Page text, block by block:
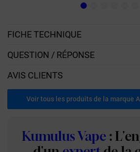
FICHE TECHNIQUE
QUESTION / RÉPONSE
AVIS CLIENTS
Voir tous les produits de la marque
Kumulus Vape :